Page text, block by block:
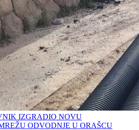
IZGRADIO NOVU
ODVODNJE U ORAŠCU